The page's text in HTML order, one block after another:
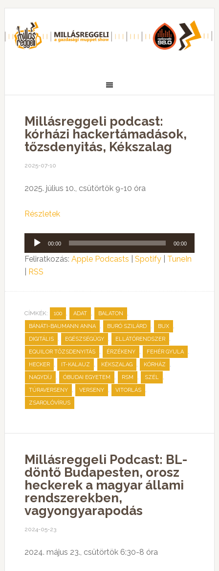
Millásreggeli podcast:
kórházi hackertámadások,
tőzsdenyitás, Kékszalag
2025-07-10
2025. július 10., csütörtök 9-10 óra
Részletek
Audió
lejátszó
00:00 00:00
Feliratkozás: Apple Podcasts Spotify| TuneIn
RSS
CÍMKÉK: 100 , ADAT , BALATON ,
BÁNÁTI-BAUMANN ANNA , BURÓ SZILÁRD , BUX ,
DIGITÁLIS , EGÉSZSÉGÜGY , ELLÁTÓRENDSZER ,
EQUILOR TŐZSDENYITÁS , ÉRZÉKENY , FEHÉR GYULA ,
HECKER , IT-KALAUZ , KÉKSZALAG , KÓRHÁZ ,
NAGYDÍJ , ÓBUDAI EGYETEM , RSM , SZÉL ,
TÚRAVERSENY , VERSENY , VITORLÁS ,
ZSAROLÓVÍRUS
Millásreggeli Podcast: BL-
döntő Budapesten, orosz
heckerek a magyar állami
rendszerekben,
vagyongyarapodás
2024-05-23
2024. május 23., csütörtök 6:30-8 óra